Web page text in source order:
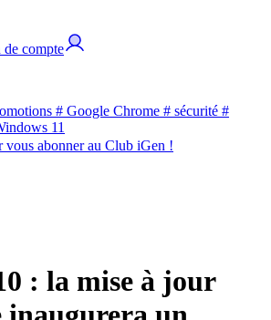
compte
# Google Chrome # sécurité #
11
vous abonner au Club iGen !
: la mise à jour